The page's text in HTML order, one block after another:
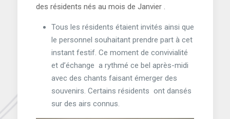
des résidents nés au mois de Janvier .
Tous les résidents étaient invités ainsi que
le personnel souhaitant prendre part à cet
instant festif. Ce moment de convivialité
et d’échange a rythmé ce bel après-midi
avec des chants faisant émerger des
souvenirs. Certains résidents ont dansés
sur des airs connus.